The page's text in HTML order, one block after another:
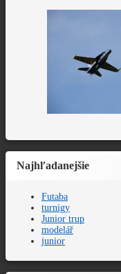
Najhľadanejšie
Futaba
turnigy
Junior trup
modelář
junior